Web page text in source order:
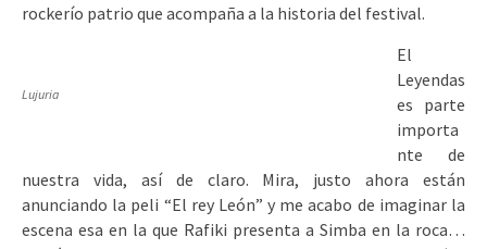
rockerío patrio que acompaña a la historia del festival.
Lujuria
El
Leyendas
es parte
importa
nte de
nuestra vida, así de claro. Mira, justo ahora están
anunciando la peli “El rey León” y me acabo de imaginar la
escena esa en la que Rafiki presenta a Simba en la roca…